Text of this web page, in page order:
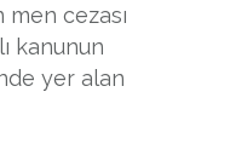
cezası
kanunun
yer alan